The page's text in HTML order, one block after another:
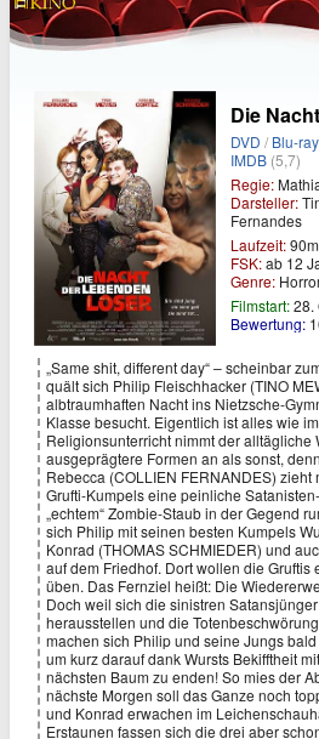
Die
DVD /Blu-ray
IMDB (5,7)
Regie:
Darsteller:
Fernandes
Laufzeit:
FSK:ab 12
Genre:
Filmstart:28.
Bewertung:
„Same shit, different day“ – scheinbar
quält sich Philip Fleischhacker (TINO
albtraumhaften Nacht ins Nietzsche-
Klasse besucht. Eigentlich ist alles wie
Religionsunterricht nimmt der alltägliche
ausgeprägtere Formen an als sonst,
Rebecca (COLLIEN FERNANDES)
Grufti-Kumpels eine peinliche
„echtem“ Zombie-Staub in der Gegend
sich Philip mit seinen besten Kumpels
Konrad (THOMAS SCHMIEDER) und
auf dem Friedhof. Dort wollen die Gruftis
üben. Das Fernziel heißt: Die
Doch weil sich die sinistren
herausstellen und die
machen sich Philip und seine Jungs
um kurz darauf dank Wursts Bekifftheit
nächsten Baum zu enden! So mies der
nächste Morgen soll das Ganze noch
und Konrad erwachen im
Erstaunen fassen sich die drei aber